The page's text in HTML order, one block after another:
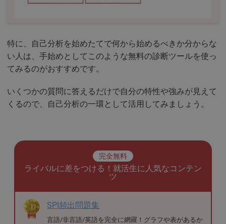
特に、自己分析を始めたてで何から始めるべきか分からな
い人は、手始めとしてこのような無料の診断ツールを使っ
てみるのがおすすめです。
いくつかの質問に答えるだけで自分の特性や強みが見えて
くるので、自己分析の一環として活用してみましょう。
完全無料
ライバルに差をつける！就活生に人気なコンテン
ツ
SPI頻出問題集
言語/非言語/英語を完全に網羅！グラフや表があるか